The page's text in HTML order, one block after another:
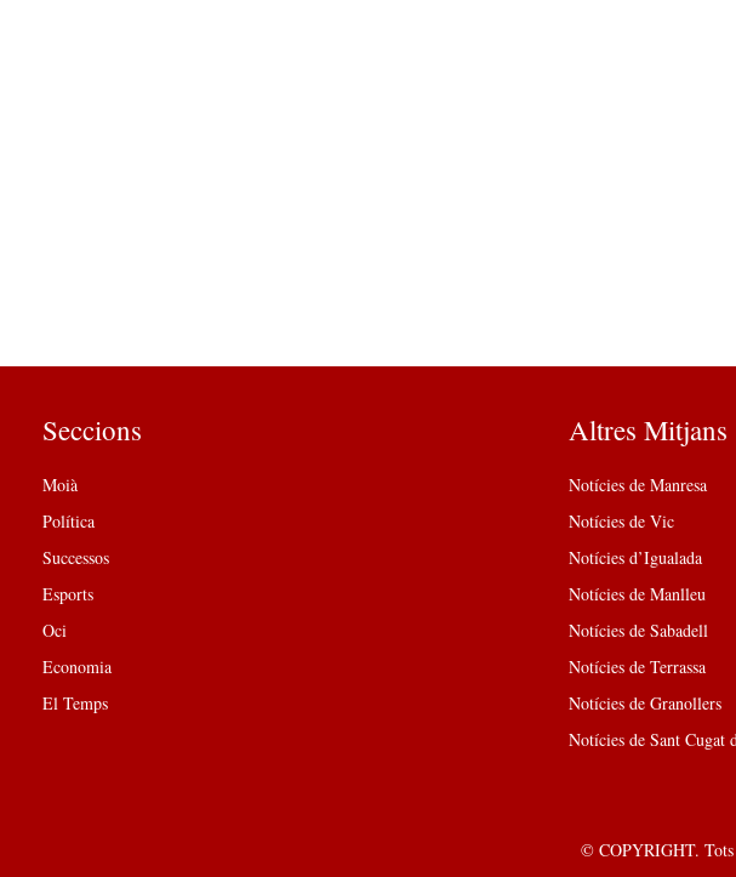
Seccions
Moià
Política
Successos
Esports
Oci
Economia
El Temps
Altres Mitjans
Notícies de Manresa
Notícies de Vic
Notícies d’Igualada
Notícies de Manlleu
Notícies de Sabadell
Notícies de Terrassa
Notícies de Granollers
Notícies de Sant Cugat
© COPYRIGHT. Tots